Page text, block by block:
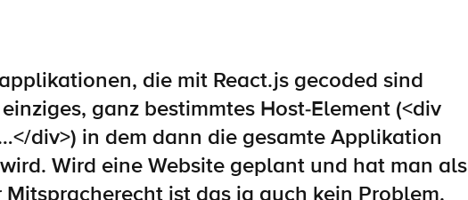
, die mit React.js gecoded sind
einziges, ganz bestimmtes Host-Element (<div
</div>) in dem dann die gesamte Applikation
Wird eine Website geplant und hat man als
ist das ja auch kein Problem.